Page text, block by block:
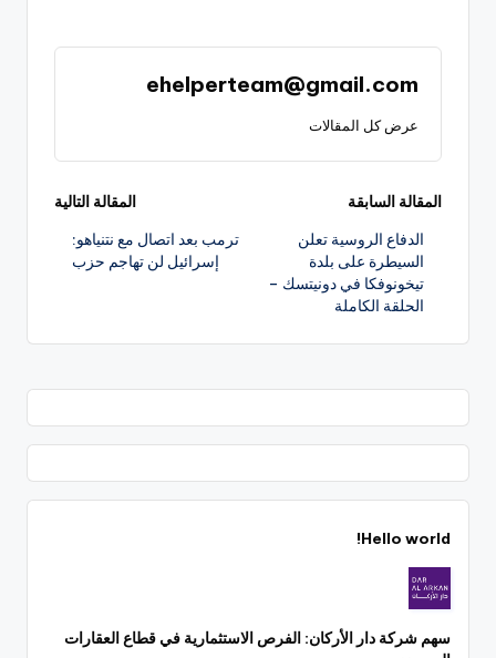
ehelperteam@gmail.com
عرض كل المقالات
تصفّح
المقالات
المقالة السابقة
الدفاع الروسية تعلن
السيطرة على بلدة
تيخونوفكا في دونيتسك –
الحلقة الكاملة
المقالة التالية
ترمب بعد اتصال مع نتنياهو:
إسرائيل لن تهاجم حزب
Hello world!
سهم شركة دار الأركان: الفرص الاستثمارية في قطاع العقارات